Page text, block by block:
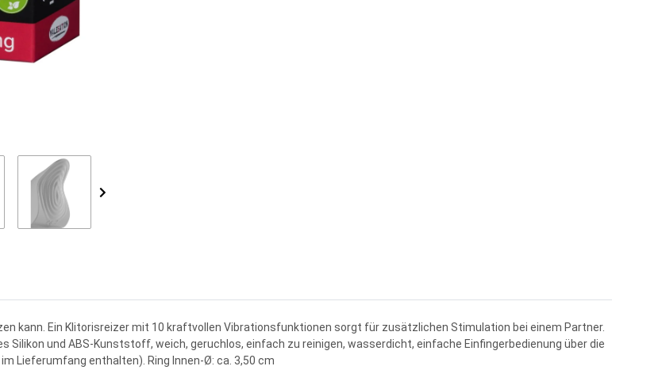
kann. Ein Klitorisreizer mit 10 kraftvollen Vibrationsfunktionen sorgt für zusätzlichen Stimulation bei einem Partner.
Silikon und ABS-Kunststoff, weich, geruchlos, einfach zu reinigen, wasserdicht, einfache Einfingerbedienung über die
Lieferumfang enthalten). Ring Innen-Ø: ca. 3,50 cm